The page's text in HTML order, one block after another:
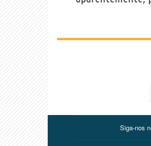
Siga-nos